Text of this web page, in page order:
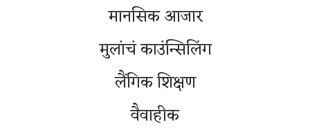
मानसिक आजार
मुलांचं काउंन्सिलिंग
लैंगिक शिक्षण
वैवाहीक